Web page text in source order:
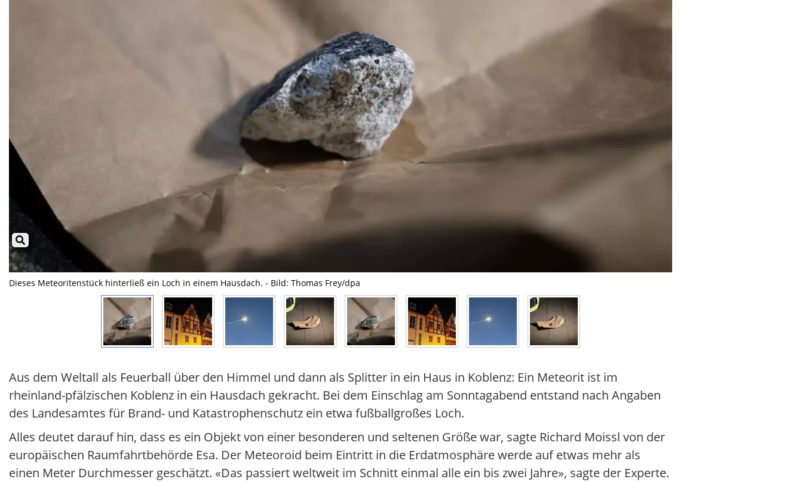
Dieses Meteoritenstück hinterließ ein Loch in einem Hausdach. - Bild: Thomas Frey/dpa
Aus dem Weltall als Feuerball über den Himmel und dann als Splitter in ein Haus in Koblenz: Ein Meteorit ist im
rheinland-pfälzischen Koblenz in ein Hausdach gekracht. Bei dem Einschlag am Sonntagabend entstand nach Angaben
des Landesamtes für Brand- und Katastrophenschutz ein etwa fußballgroßes Loch.
Alles deutet darauf hin, dass es ein Objekt von einer besonderen und seltenen Größe war, sagte Richard Moissl von der
europäischen Raumfahrtbehörde Esa. Der Meteoroid beim Eintritt in die Erdatmosphäre werde auf etwas mehr als
einen Meter Durchmesser geschätzt. «Das passiert weltweit im Schnitt einmal alle ein bis zwei Jahre», sagte der Experte.